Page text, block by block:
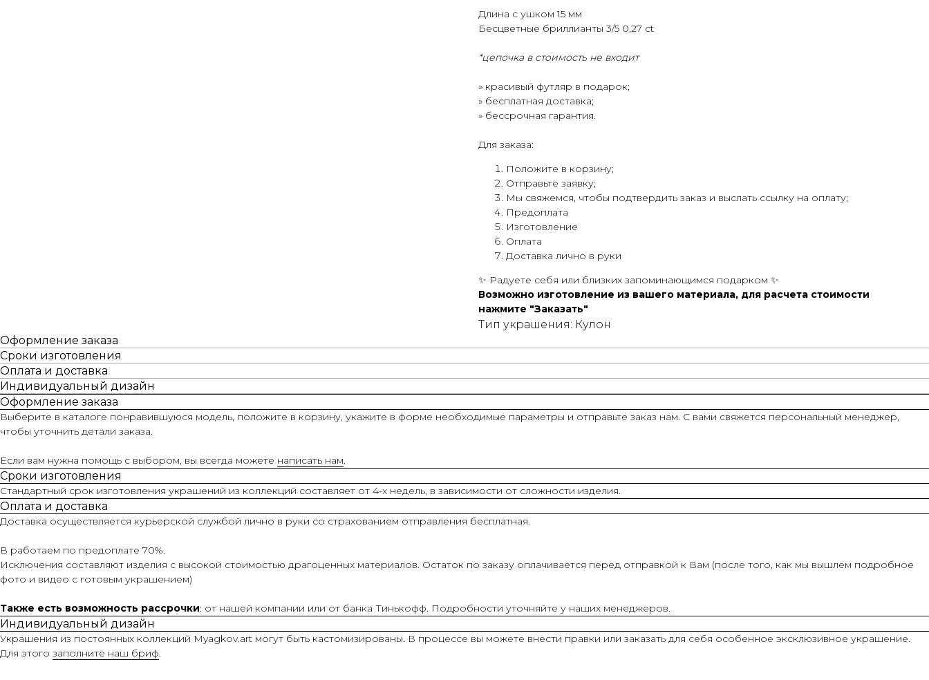
Длина с ушком 15 мм
Бесцветные бриллианты 3/5 0,27 ct
*цепочка в стоимость не входит
» красивый футляр в подарок;
» бесплатная доставка;
» бессрочная гарантия.
Для заказа:
Положите в корзину;
Отправьте заявку;
Мы свяжемся, чтобы подтвердить заказ и выслать ссылку на оплату;
Предоплата
Изготовление
Оплата
Доставка лично в руки
✨ Радуете себя или близких запоминающимся подарком ✨
Возможно изготовление из вашего материала, для расчета стоимости
нажмите "Заказать"
Тип украшения: Кулон
Оформление заказа
Сроки изготовления
Оплата и доставка
Индивидуальный дизайн
Оформление заказа
Выберите в каталоге понравившуюся модель, положите в корзину, укажите в форме необходимые параметры и отправьте заказ нам. С вами свяжется персональный менеджер,
чтобы уточнить детали заказа.
Если вам нужна помощь с выбором, вы всегда можете написать нам.
Сроки изготовления
Стандартный срок изготовления украшений из коллекций составляет от 4-х недель, в зависимости от сложности изделия.
Оплата и доставка
Доставка осуществляется курьерской службой лично в руки со страхованием отправления бесплатная.
В работаем по предоплате 70%.
Исключения составляют изделия с высокой стоимостью драгоценных материалов. Остаток по заказу оплачивается перед отправкой к Вам (после того, как мы вышлем подробное
фото и видео с готовым украшением)
Также есть возможность рассрочки: от нашей компании или от банка Тинькофф. Подробности уточняйте у наших менеджеров.
Индивидуальный дизайн
Украшения из постоянных коллекций Myagkov.art могут быть кастомизированы. В процессе вы можете внести правки или заказать для себя особенное эксклюзивное украшение.
Для этого заполните наш бриф.